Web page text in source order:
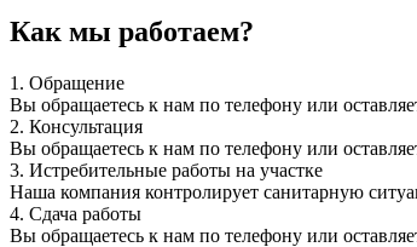
Как мы работаем?
1. Обращение
Вы обращаетесь к нам по телефону или
2. Консультация
Вы обращаетесь к нам по телефону или
3. Истребительные работы на участке
Наша компания контролирует санитарную
4. Сдача работы
Вы обращаетесь к нам по телефону или